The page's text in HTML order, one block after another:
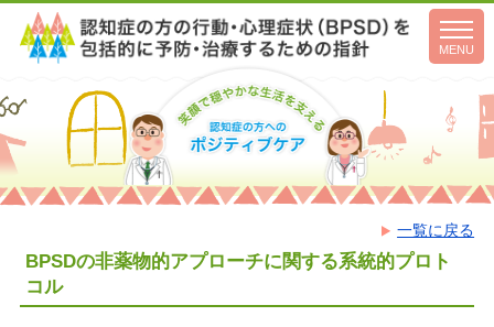
toggle
MENU
一覧に戻る
BPSDの非薬物的アプローチに関する系統的プロト
コル